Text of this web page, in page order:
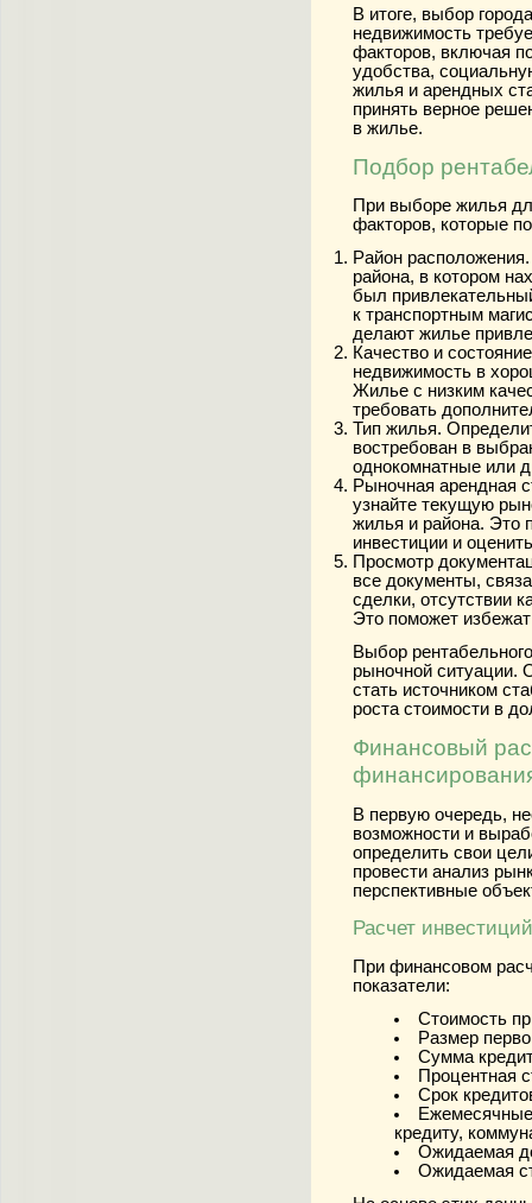
В итоге, выбор
недвижимость
факторов, включая
удобства,
жилья и арендных
принять верное
в жилье.
Подбор
При выборе жилья
факторов, которые
Район
района, в котором
был
к транспортным
делают жилье
Качество и
недвижимость в
Жилье с низким
требовать
Тип жилья.
востребован в
однокомнатные или
Рыночная арендная
узнайте текущую
жилья и района. Это
инвестиции и
Просмотр
все документы,
сделки, отсутствии
Это поможет
Выбор
рыночной ситуации.
стать источником
роста стоимости в
Финансовый
В первую очередь,
возможности и
определить свои
провести анализ
перспективные
Расчет инвестиций
При финансовом
показатели:
Стоимость
Размер
Сумма
Процентная
Срок
кредиту,
Ожидаемая
Ожидаемая